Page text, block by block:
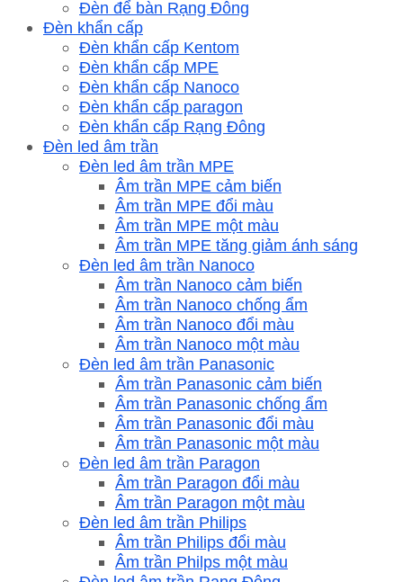
Đèn để bàn Rạng Đông
Đèn khẩn cấp
Đèn khẩn cấp Kentom
Đèn khẩn cấp MPE
Đèn khẩn cấp Nanoco
Đèn khẩn cấp paragon
Đèn khẩn cấp Rạng Đông
Đèn led âm trần
Đèn led âm trần MPE
Âm trần MPE cảm biến
Âm trần MPE đổi màu
Âm trần MPE một màu
Âm trần MPE tăng giảm ánh sáng
Đèn led âm trần Nanoco
Âm trần Nanoco cảm biến
Âm trần Nanoco chống ẩm
Âm trần Nanoco đổi màu
Âm trần Nanoco một màu
Đèn led âm trần Panasonic
Âm trần Panasonic cảm biến
Âm trần Panasonic chống ẩm
Âm trần Panasonic đổi màu
Âm trần Panasonic một màu
Đèn led âm trần Paragon
Âm trần Paragon đổi màu
Âm trần Paragon một màu
Đèn led âm trần Philips
Âm trần Philips đổi màu
Âm trần Philps một màu